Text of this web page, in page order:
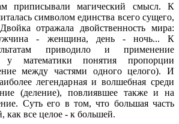
приписывали магический смысл. К
символом единства всего сущего,
отражала двойственность мира:
- женщина, день - ночь... К
приводило и применение
у математики понятия пропорции
между частями одного целого). И
легендарная и волшебная среди
(деление), повлиявшее также и на
Суть его в том, что большая часть
как все целое - к большей.